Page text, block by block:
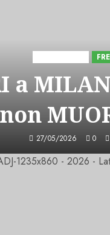
a
27/05/2026 0